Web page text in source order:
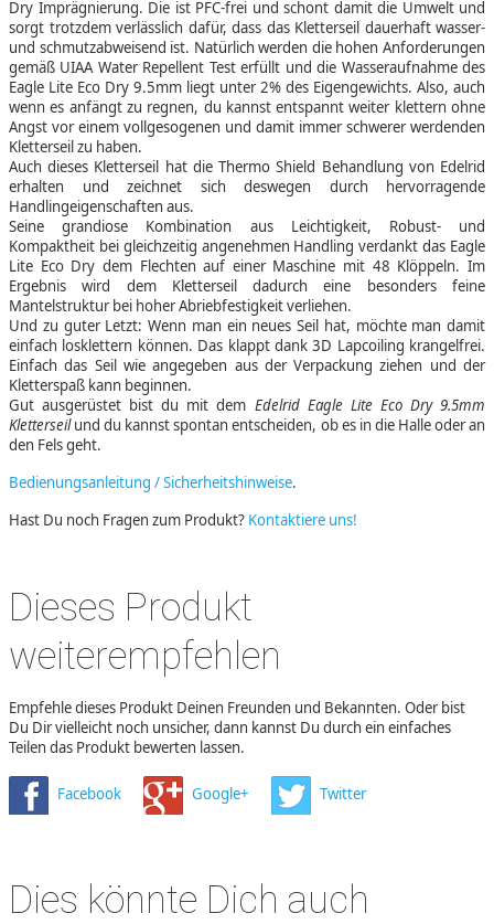
Dry Imprägnierung. Die ist PFC-frei und schont damit die Umwelt und
sorgt trotzdem verlässlich dafür, dass das Kletterseil dauerhaft wasser-
und schmutzabweisend ist. Natürlich werden die hohen Anforderungen
gemäß UIAA Water Repellent Test erfüllt und die Wasseraufnahme des
Eagle Lite Eco Dry 9.5mm liegt unter 2% des Eigengewichts. Also, auch
wenn es anfängt zu regnen, du kannst entspannt weiter klettern ohne
Angst vor einem vollgesogenen und damit immer schwerer werdenden
Kletterseil zu haben.
Auch dieses Kletterseil hat die Thermo Shield Behandlung von Edelrid
erhalten und zeichnet sich deswegen durch hervorragende
Handlingeigenschaften aus.
Seine grandiose Kombination aus Leichtigkeit, Robust- und
Kompaktheit bei gleichzeitig angenehmen Handling verdankt das Eagle
Lite Eco Dry dem Flechten auf einer Maschine mit 48 Klöppeln. Im
Ergebnis wird dem Kletterseil dadurch eine besonders feine
Mantelstruktur bei hoher Abriebfestigkeit verliehen.
Und zu guter Letzt: Wenn man ein neues Seil hat, möchte man damit
einfach losklettern können. Das klappt dank 3D Lapcoiling krangelfrei.
Einfach das Seil wie angegeben aus der Verpackung ziehen und der
Kletterspaß kann beginnen.
Gut ausgerüstet bist du mit dem Edelrid Eagle Lite Eco Dry 9.5mm
Kletterseilund du kannst spontan entscheiden, ob es in die Halle oder an
den Fels geht.
Bedienungsanleitung / Sicherheitshinweise.
Hast Du noch Fragen zum Produkt? Kontaktiere uns!
Dieses Produkt
weiterempfehlen
Empfehle dieses Produkt Deinen Freunden und Bekannten. Oder bist
Du Dir vielleicht noch unsicher, dann kannst Du durch ein einfaches
Teilen das Produkt bewerten lassen.
Facebook Google+ Twitter
Dies könnte Dich auch